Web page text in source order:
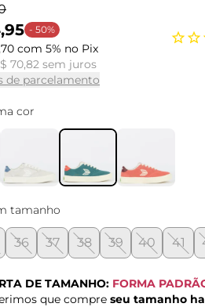
- 50%
com 5% no Pix
70,82 sem juros
de parcelamento
cor
tamanho
36 37 38 39 40 41
DE TAMANHO: FORMA
que compre seu tamanho